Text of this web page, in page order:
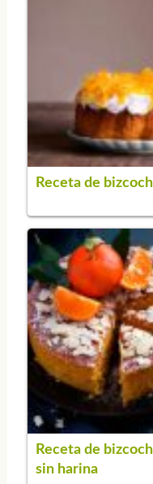
Receta de
Receta de
sin harina